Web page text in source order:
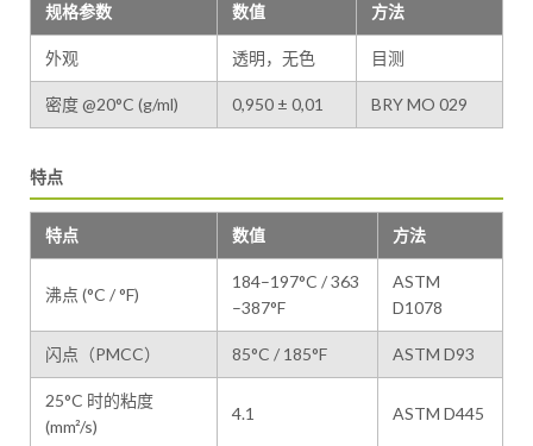
规格参数 数值 方法
外观 透明，无色 目测
密度 @20°C (g/ml) 0,950 ± 0,01 BRY MO 029
特点
特点 数值 方法
沸点 (°C / °F)
184–197°C / 363
–387°F
ASTM
D1078
闪点（PMCC） 85°C / 185°F ASTM D93
25°C 时的粘度
(mm²/s)
4.1 ASTM D445